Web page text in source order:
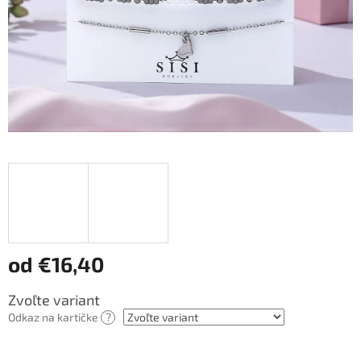
od €16,40
Jednotková
cena:
Zvoľte variant
Odkaz na kartičke ?